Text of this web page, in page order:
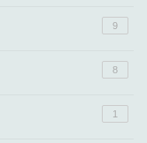
9
8
1